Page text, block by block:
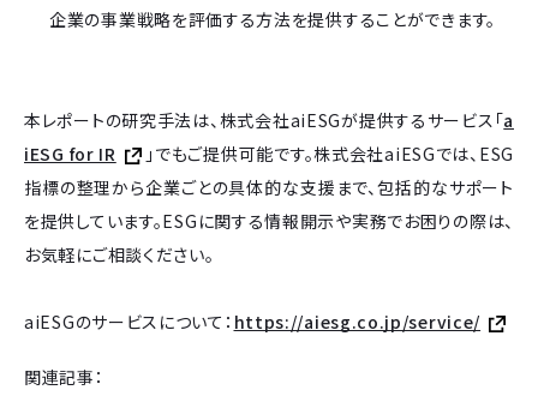
企業の事業戦略を評価する方法を提供することができます。
本レポートの研究手法は、株式会社aiESGが提供するサービス「a
iESG for IR
」でもご提供可能です。株式会社aiESGでは、ESG
指標の整理から企業ごとの具体的な支援まで、包括的なサポート
を提供しています。ESGに関する情報開示や実務でお困りの際は、
お気軽にご相談ください。
aiESGのサービスについて： https://aiesg.co.jp/service/
関連記事：